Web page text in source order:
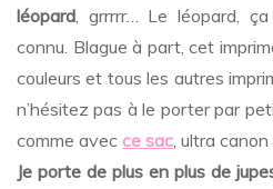
léopard , grrrrr… Le léopard,
connu. Blague à part, cet
couleurs et tous les autres
n’hésitez pas à le porter par
comme avec ce sac , ultra canon
Je porte de plus en plus de